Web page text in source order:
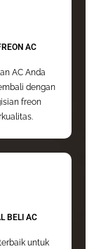
AC
AC Anda
dengan
freon
BELI AC
untuk